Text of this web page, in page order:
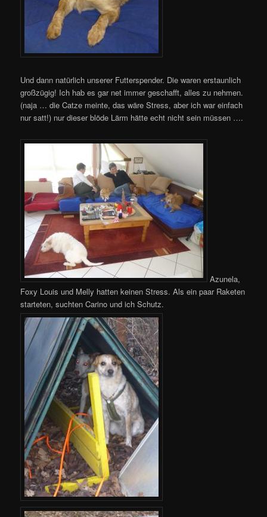
Und dann natürlich unserer Futterspender. Die waren erstaunlich
großzügig! Ich hab es gar net immer geschafft, alles zu nehmen.
(naja … die Catze meinte, das wäre Stress, aber ich war einfach
nur satt!) nur dieser blöde Lärm hätte echt nicht sein müssen ….
Azunela,
Foxy Louis und Melly hatten keinen Stress. Als ein paar Raketen
starteten, suchten Carino und ich Schutz.